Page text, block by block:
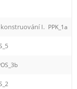
I. PPK_1a